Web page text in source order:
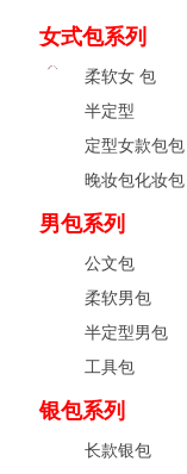
女式包系列
柔软女 包
半定型
定型女款包包
晚妆包化妆包
男包系列
公文包
柔软男包
半定型男包
工具包
银包系列
长款银包